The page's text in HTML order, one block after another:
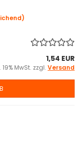
1,54 EUR
19% MwSt. zzgl. Versand